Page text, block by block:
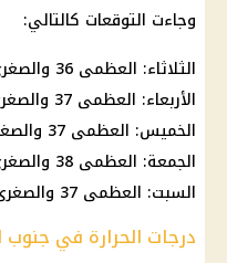
وجاءت التوقعات كالتالي:
الثلاثاء: العظمى 36 والصغرى 22 درجة.
الأربعاء: العظمى 37 والصغرى 23 درجة.
الخميس: العظمى 37 والصغرى 23 درجة.
الجمعة: العظمى 38 والصغرى 23 درجة.
السبت: العظمى 37 والصغرى 23 درجة.
درجات الحرارة في جنوب